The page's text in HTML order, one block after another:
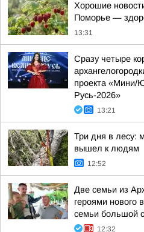
Хорошие
Поморье —
13:31
Сразу четыре
проекта «Мини/
Русь-2026»
13:21
Три дня в лесу:
вышел к людям
12:52
Две семьи из
героями нового
семьи большой
12:32